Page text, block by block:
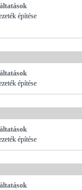
építése
építése
építése